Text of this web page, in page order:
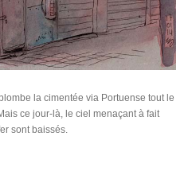
la cimentée via Portuense tout le
ce jour-là, le ciel menaçant à fait
sont baissés.